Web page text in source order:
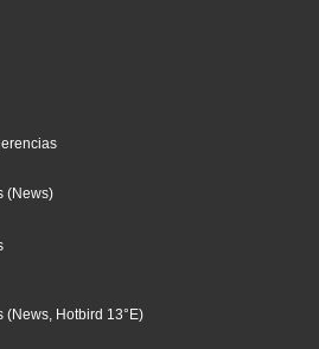
(News)
(News, Hotbird 13°E)